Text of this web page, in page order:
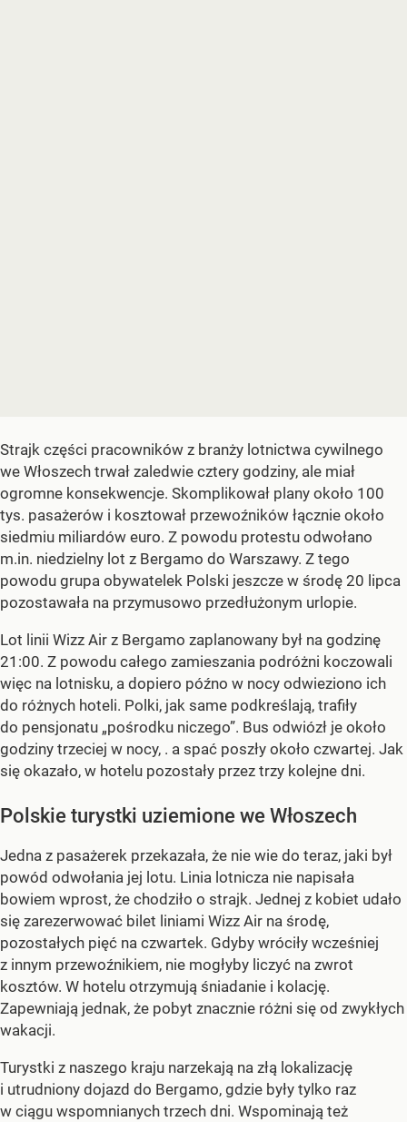
Strajk części pracowników z branży lotnictwa cywilnego
we Włoszech trwał zaledwie cztery godziny, ale miał
ogromne konsekwencje. Skomplikował plany około 100
tys. pasażerów i kosztował przewoźników łącznie około
siedmiu miliardów euro. Z powodu protestu odwołano
m.in. niedzielny lot z Bergamo do Warszawy. Z tego
powodu grupa obywatelek Polski jeszcze w środę 20 lipca
pozostawała na przymusowo przedłużonym urlopie.
Lot linii Wizz Air z Bergamo zaplanowany był na godzinę
21:00. Z powodu całego zamieszania podróżni koczowali
więc na lotnisku, a dopiero późno w nocy odwieziono ich
do różnych hoteli. Polki, jak same podkreślają, trafiły
do pensjonatu „pośrodku niczego”. Bus odwiózł je około
godziny trzeciej w nocy, . a spać poszły około czwartej. Jak
się okazało, w hotelu pozostały przez trzy kolejne dni.
Polskie turystki uziemione we Włoszech
Jedna z pasażerek przekazała, że nie wie do teraz, jaki był
powód odwołania jej lotu. Linia lotnicza nie napisała
bowiem wprost, że chodziło o strajk. Jednej z kobiet udało
się zarezerwować bilet liniami Wizz Air na środę,
pozostałych pięć na czwartek. Gdyby wróciły wcześniej
z innym przewoźnikiem, nie mogłyby liczyć na zwrot
kosztów. W hotelu otrzymują śniadanie i kolację.
Zapewniają jednak, że pobyt znacznie różni się od zwykłych
wakacji.
Turystki z naszego kraju narzekają na złą lokalizację
i utrudniony dojazd do Bergamo, gdzie były tylko raz
w ciągu wspomnianych trzech dni. Wspominają też